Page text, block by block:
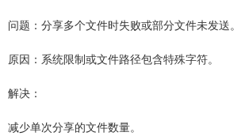
问题：分享多个文件时失败或部分文件未发送。
原因：系统限制或文件路径包含特殊字符。
解决：
减少单次分享的文件数量。